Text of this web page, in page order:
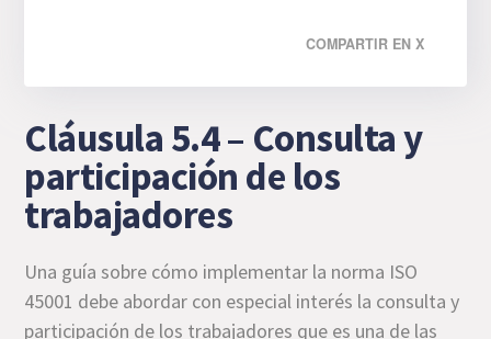
COMPARTIR EN X
Cláusula 5.4 – Consulta y
participación de los
trabajadores
Una guía sobre cómo implementar la norma ISO
45001 debe abordar con especial interés la consulta y
participación de los trabajadores que es una de las